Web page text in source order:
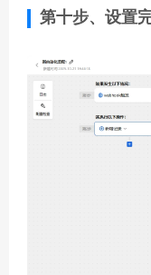
第十步、设置